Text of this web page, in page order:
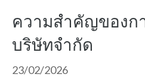
ความสำคัญของก
บริษัทจำกัด
23/02/2026